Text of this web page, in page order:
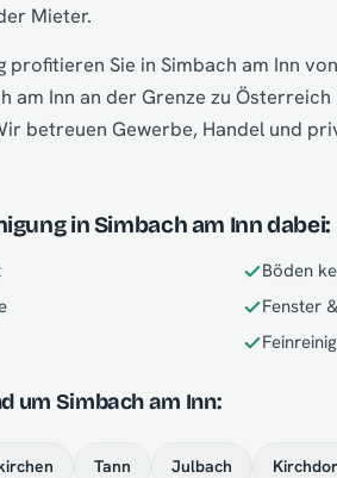
Mieter.
profitieren Sie in Simbach am Inn
am Inn an der Grenze zu
betreuen Gewerbe, Handel und
in Simbach am Inn dabei:
Böden
Fenster
um Simbach am Inn:
Tann Julbach